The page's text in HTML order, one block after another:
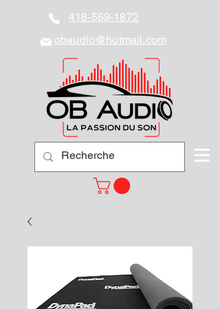
418-569-1872
obaudio@hotmail.com